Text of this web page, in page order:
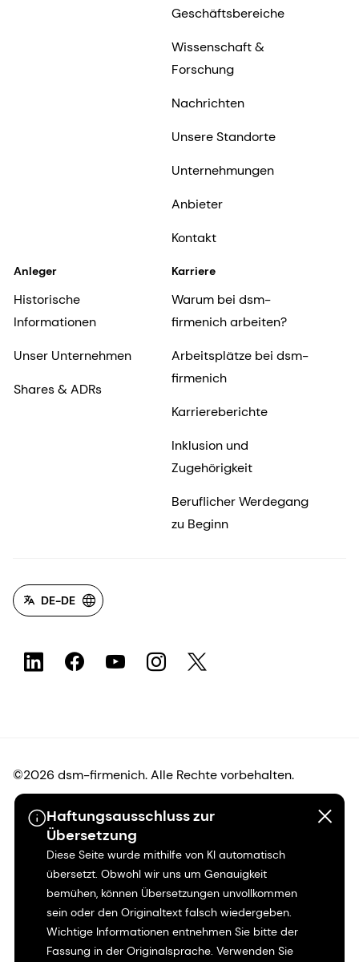
Haftungsausschluss zur
Übersetzung
Diese Seite wurde mithilfe von KI automatisch
übersetzt. Obwohl wir uns um Genauigkeit
bemühen, können Übersetzungen unvollkommen
sein oder den Originaltext falsch wiedergeben.
Wichtige Informationen entnehmen Sie bitte der
Fassung in der Originalsprache. Verwenden Sie
Geschäftsbereiche
Wissenschaft &
Forschung
Nachrichten
Unsere Standorte
Unternehmungen
Anbieter
Kontakt
Anleger
Historische
Informationen
Unser Unternehmen
Shares & ADRs
Karriere
Warum bei dsm-
firmenich arbeiten?
Arbeitsplätze bei dsm-
firmenich
Karriereberichte
Inklusion und
Zugehörigkeit
Beruflicher Werdegang
zu Beginn
DE-DE
©2026 dsm-firmenich. Alle Rechte vorbehalten.
Hinweis zum Datenschutz
Bedingungen für die Nutzung
Bedingungen und Konditionen
Kalifornien-Transparenz